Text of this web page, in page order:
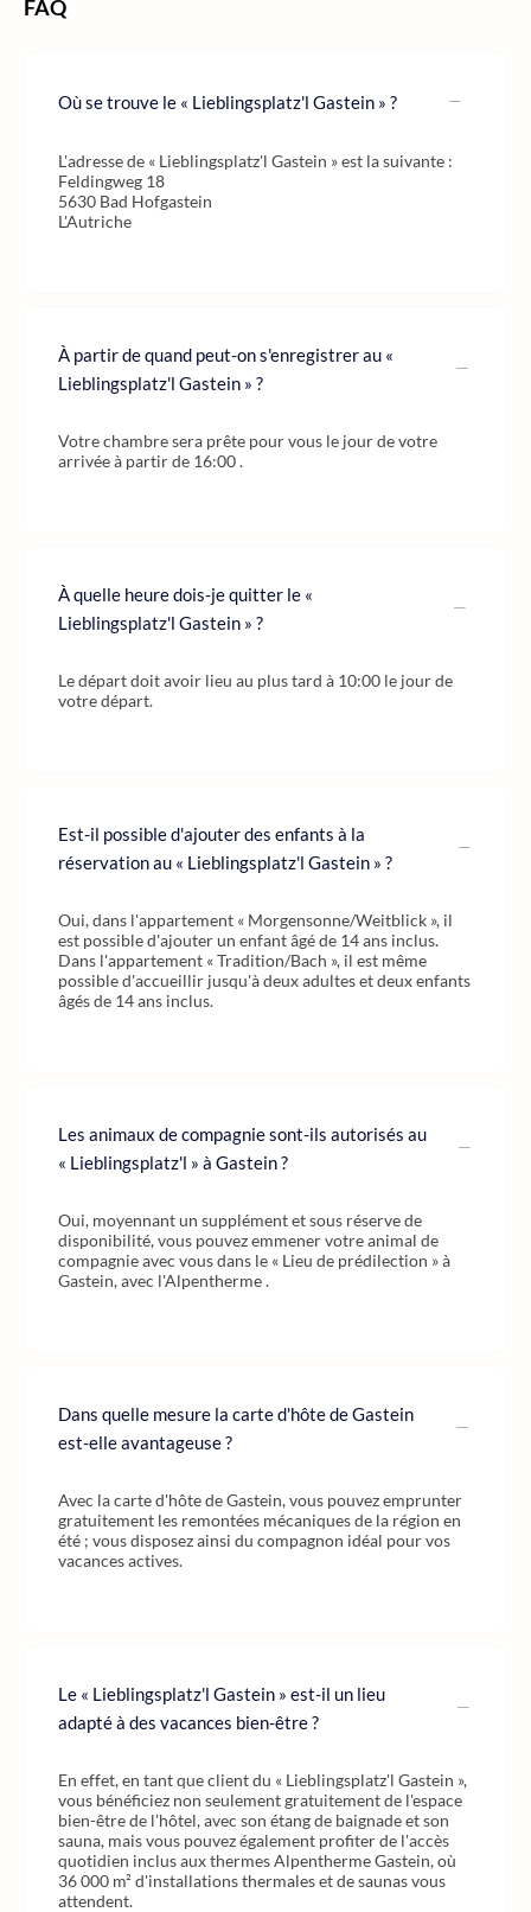
FAQ
Où se trouve le « Lieblingsplatz'l Gastein » ?
L'adresse de « Lieblingsplatz'l Gastein » est la suivante :
Feldingweg 18
5630 Bad Hofgastein
L'Autriche
À partir de quand peut-on s'enregistrer au «
Lieblingsplatz'l Gastein » ?
Votre chambre sera prête pour vous le jour de votre
arrivée à partir de 16:00 .
À quelle heure dois-je quitter le «
Lieblingsplatz'l Gastein » ?
Le départ doit avoir lieu au plus tard à 10:00 le jour de
votre départ.
Est-il possible d'ajouter des enfants à la
réservation au « Lieblingsplatz'l Gastein » ?
Oui, dans l'appartement « Morgensonne/Weitblick », il
est possible d'ajouter un enfant âgé de 14 ans inclus.
Dans l'appartement « Tradition/Bach », il est même
possible d'accueillir jusqu'à deux adultes et deux enfants
âgés de 14 ans inclus.
Les animaux de compagnie sont-ils autorisés au
« Lieblingsplatz'l » à Gastein ?
Oui, moyennant un supplément et sous réserve de
disponibilité, vous pouvez emmener votre animal de
compagnie avec vous dans le « Lieu de prédilection » à
Gastein, avec l'Alpentherme .
Dans quelle mesure la carte d'hôte de Gastein
est-elle avantageuse ?
Avec la carte d'hôte de Gastein, vous pouvez emprunter
gratuitement les remontées mécaniques de la région en
été ; vous disposez ainsi du compagnon idéal pour vos
vacances actives.
Le « Lieblingsplatz'l Gastein » est-il un lieu
adapté à des vacances bien-être ?
En effet, en tant que client du « Lieblingsplatz'l Gastein »,
vous bénéficiez non seulement gratuitement de l'espace
bien-être de l'hôtel, avec son étang de baignade et son
sauna, mais vous pouvez également profiter de l'accès
quotidien inclus aux thermes Alpentherme Gastein, où
36 000 m² d'installations thermales et de saunas vous
attendent.